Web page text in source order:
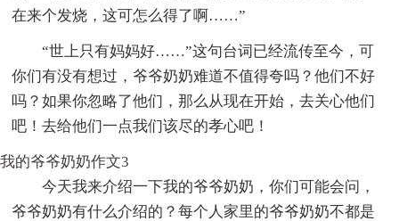
在来个发烧，这可怎么得了啊……”
“世上只有妈妈好……”这句台词已经流传至今，可
你们有没有想过，爷爷奶奶难道不值得夸吗？他们不好
吗？如果你忽略了他们，那么从现在开始，去关心他们
吧！去给他们一点我们该尽的孝心吧！
我的爷爷奶奶作文3
今天我来介绍一下我的爷爷奶奶，你们可能会问，
爷爷奶奶有什么介绍的？每个人家里的爷爷奶奶不都是